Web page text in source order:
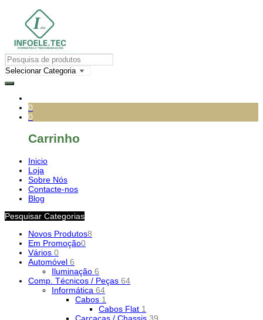
0
0
Carrinho
Inicio
Loja
Sobre Nós
Contacte-nos
Blog
Pesquisar Categorias
Novos Produtos8
Em Promoção0
Vários 0
Automóvel 6
Iluminação 6
Comp. Técnicos / Peças 64
Informática 64
Cabos 1
Cabos Flat 1